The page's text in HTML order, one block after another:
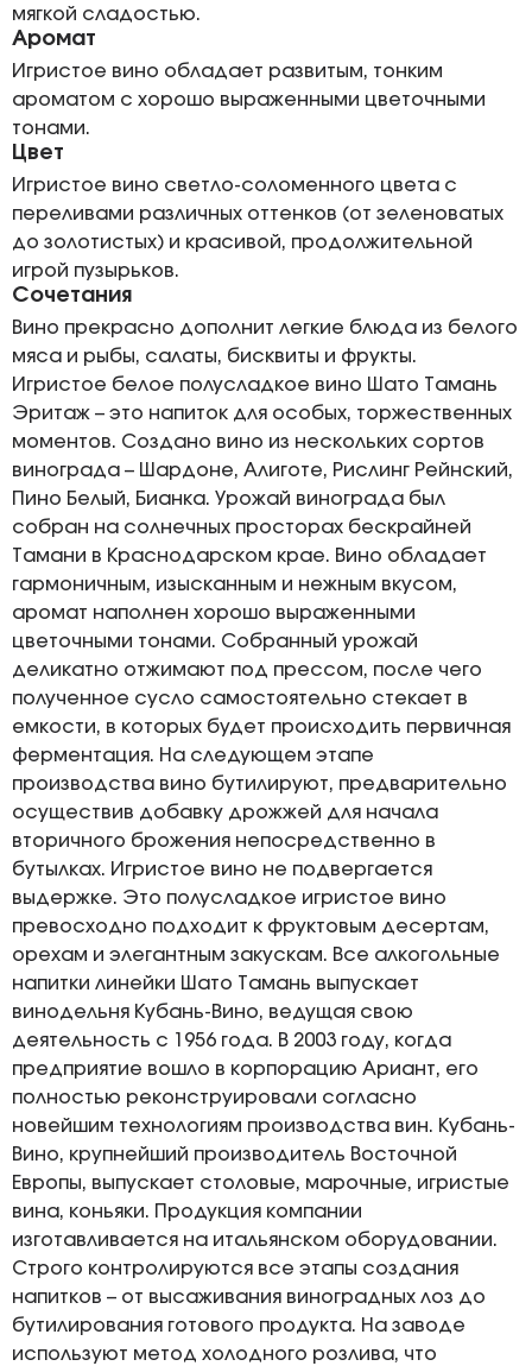
мягкой сладостью.
Аромат
Игристое вино обладает развитым, тонким
ароматом с хорошо выраженными цветочными
тонами.
Цвет
Игристое вино светло-соломенного цвета с
переливами различных оттенков (от зеленоватых
до золотистых) и красивой, продолжительной
игрой пузырьков.
Сочетания
Вино прекрасно дополнит легкие блюда из белого
мяса и рыбы, салаты, бисквиты и фрукты.
Игристое белое полусладкое вино Шато Тамань
Эритаж – это напиток для особых, торжественных
моментов. Создано вино из нескольких сортов
винограда – Шардоне, Алиготе, Рислинг Рейнский,
Пино Белый, Бианка. Урожай винограда был
собран на солнечных просторах бескрайней
Тамани в Краснодарском крае. Вино обладает
гармоничным, изысканным и нежным вкусом,
аромат наполнен хорошо выраженными
цветочными тонами. Собранный урожай
деликатно отжимают под прессом, после чего
полученное сусло самостоятельно стекает в
емкости, в которых будет происходить первичная
ферментация. На следующем этапе
производства вино бутилируют, предварительно
осуществив добавку дрожжей для начала
вторичного брожения непосредственно в
бутылках. Игристое вино не подвергается
выдержке. Это полусладкое игристое вино
превосходно подходит к фруктовым десертам,
орехам и элегантным закускам. Все алкогольные
напитки линейки Шато Тамань выпускает
винодельня Кубань-Вино, ведущая свою
деятельность с 1956 года. В 2003 году, когда
предприятие вошло в корпорацию Ариант, его
полностью реконструировали согласно
новейшим технологиям производства вин. Кубань-
Вино, крупнейший производитель Восточной
Европы, выпускает столовые, марочные, игристые
вина, коньяки. Продукция компании
изготавливается на итальянском оборудовании.
Строго контролируются все этапы создания
напитков – от высаживания виноградных лоз до
бутилирования готового продукта. На заводе
используют метод холодного розлива, что